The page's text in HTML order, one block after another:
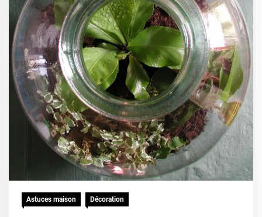
Astuces maison Décoration